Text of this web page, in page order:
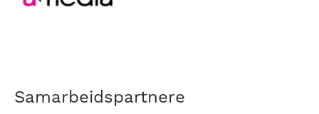
Samarbeidspartnere